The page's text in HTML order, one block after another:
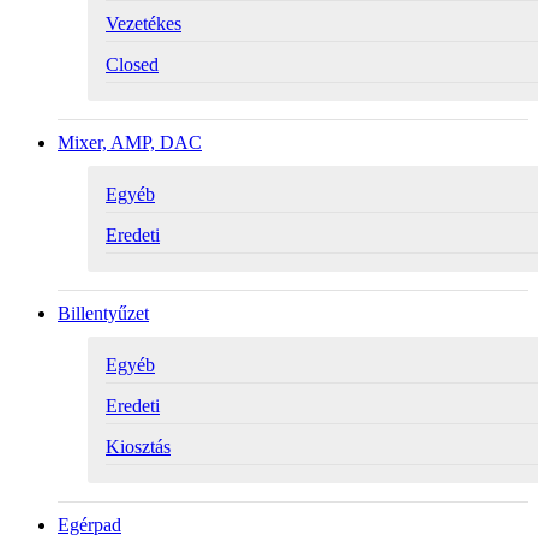
Vezetékes
Closed
Mixer, AMP, DAC
Egyéb
Eredeti
Billentyűzet
Egyéb
Eredeti
Kiosztás
Egérpad